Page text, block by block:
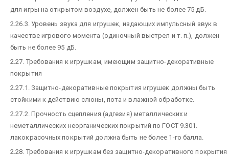
для игры на открытом воздухе, должен быть не более 75 дБ.
2.26.3. Уровень звука для игрушек, издающих импульсный звук в
качестве игрового момента (одиночный выстрел и т. п.), должен
быть не более 95 дБ.
2.27. Требования к игрушкам, имеющим защитно-декоративные
покрытия
2.27.1. Защитно-декоративные покрытия игрушек должны быть
стойкими к действию слюны, пота и влажной обработке.
2.27.2. Прочность сцепления (адгезия) металлических и
неметаллических неорганических покрытий по ГОСТ 9.301.
лакокрасочных покрытий должна быть не более 1-го балла.
2.28. Требования к игрушкам без защитно-декоративного покрытия